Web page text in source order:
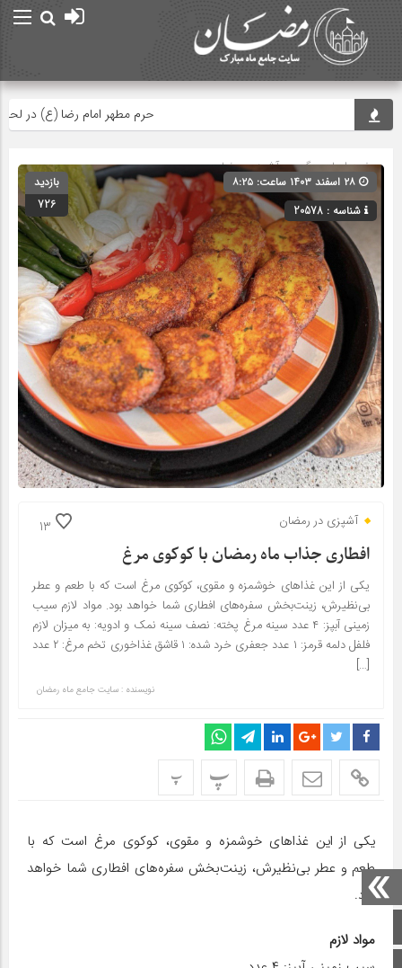
حرم مطهر امام رضا (ع) در لحظه
صفحه اصلی» گروه »آشپزی رمضان
شناسه : 20578
بازدید
726
13 آشپزی در رمضان
افطاری جذاب ماه رمضان با کوکوی مرغ
یکی از این غذاهای خوشمزه و مقوی، کوکوی مرغ است که با طعم و عطر
بی‌نظیرش، زینت‌بخش سفره‌های افطاری شما خواهد بود. مواد لازم سیب
زمینی آبپز: ۴ عدد سینه مرغ پخته: نصف سینه نمک و ادویه: به میزان لازم
فلفل دلمه قرمز: ۱ عدد جعفری خرد شده: ۱ قاشق غذاخوری تخم مرغ: ۲ عدد
[…]
نویسنده : سایت جامع ماه رمضان
پ پ
یکی از این غذاهای خوشمزه و مقوی، کوکوی مرغ است که با
طعم و عطر بی‌نظیرش، زینت‌بخش سفره‌های افطاری شما خواهد
بود.
مواد لازم